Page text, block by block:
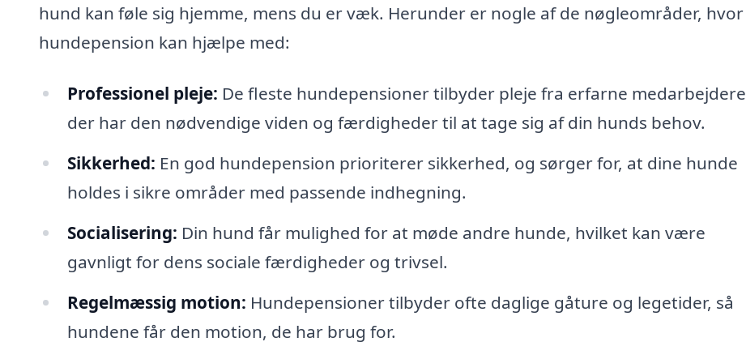
hund kan føle sig hjemme, mens du er væk. Herunder er nogle af de nøgleområder,
hundepension kan hjælpe med:
Professionel pleje: De fleste hundepensioner tilbyder pleje fra erfarne
der har den nødvendige viden og færdigheder til at tage sig af din hunds behov.
Sikkerhed: En god hundepension prioriterer sikkerhed, og sørger for, at dine hunde
holdes i sikre områder med passende indhegning.
Socialisering: Din hund får mulighed for at møde andre hunde, hvilket kan være
gavnligt for dens sociale færdigheder og trivsel.
Regelmæssig motion: Hundepensioner tilbyder ofte daglige gåture og legetider, så
hundene får den motion, de har brug for.